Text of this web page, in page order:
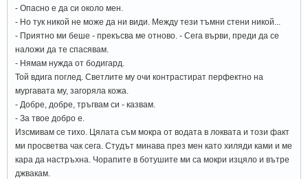
- Опасно е да си около мен.
- Но тук никой не може да ни види. Между тези тъмни стени никой...
- Приятно ми беше - прекъсва ме отново. - Сега върви, преди да се
наложи да те спасявам.
- Нямам нужда от бодигард.
Той вдига поглед. Светлите му очи контрастират перфектно на
мургавата му, загоряла кожа.
- Добре, добре, тръгвам си - казвам.
- За твое добро е.
Изсмивам се тихо. Цялата съм мокра от водата в локвата и този факт
ми просветва чак сега. Студът минава през мен като хиляди ками и ме
кара да настръхна. Чорапите в ботушите ми са мокри изцяло и вътре
джвакам.